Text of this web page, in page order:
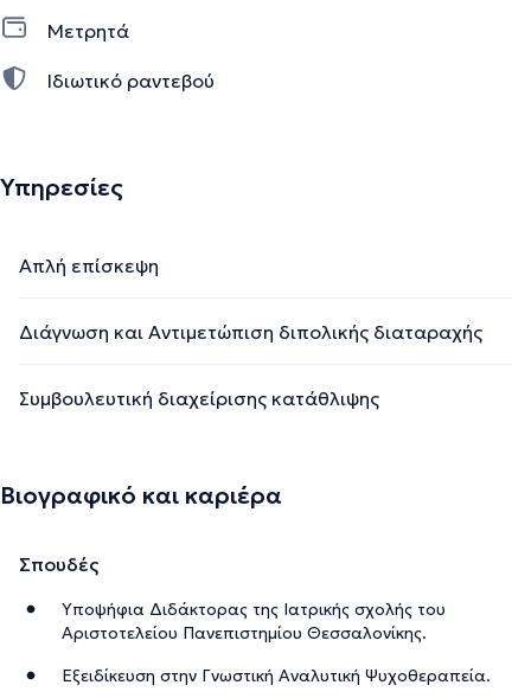
Μετρητά
Ιδιωτικό ραντεβού
Υπηρεσίες
Απλή επίσκεψη
Διάγνωση και Αντιμετώπιση διπολικής διαταραχής
Συμβουλευτική διαχείρισης κατάθλιψης
Βιογραφικό και καριέρα
Σπουδές
Υποψήφια Διδάκτορας της Ιατρικής σχολής του
Αριστοτελείου Πανεπιστημίου Θεσσαλονίκης.
Εξειδίκευση στην Γνωστική Αναλυτική Ψυχοθεραπεία.